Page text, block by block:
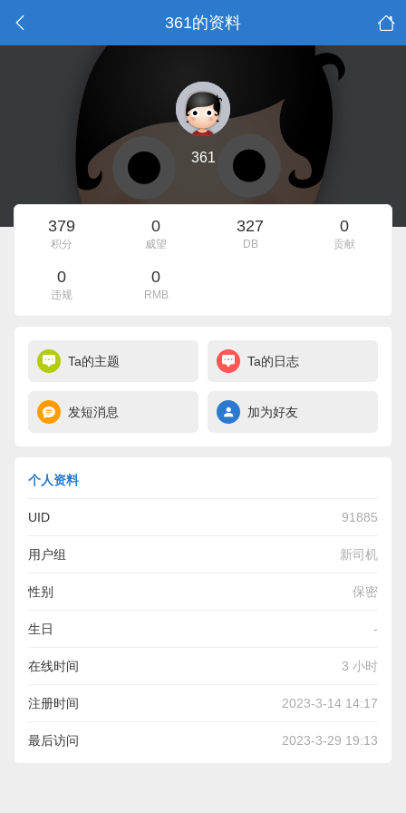
361的资料
361
379
积分
0
威望
327
DB
0
贡献
0
违规
0
RMB
Ta的主题 Ta的日志
发短消息 加为好友
个人资料
UID 91885
用户组 新司机
性别 保密
生日 -
在线时间 3 小时
注册时间 2023-3-14 14:17
最后访问 2023-3-29 19:13